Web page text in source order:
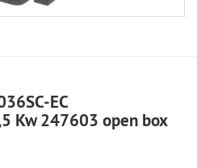
EC
Kw 247603 open box